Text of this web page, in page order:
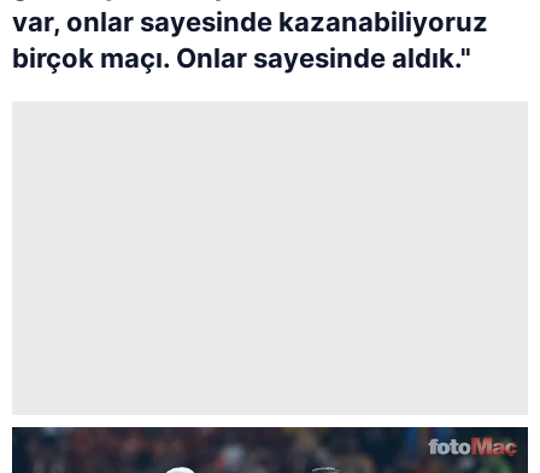
var, onlar sayesinde kazanabiliyoruz
birçok maçı. Onlar sayesinde aldık."